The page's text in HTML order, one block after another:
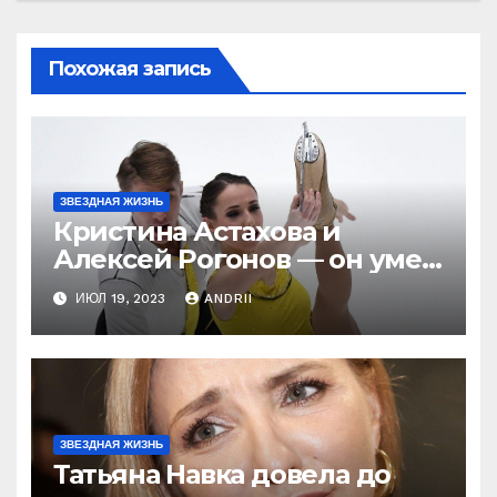
Похожая запись
ЗВЕЗДНАЯ ЖИЗНЬ
Кристина Астахова и
Алексей Рогонов — он умер
ради неё, а зря! Как
непредсказуема жизнь!
ИЮЛ 19, 2023 ANDRII
ЗВЕЗДНАЯ ЖИЗНЬ
Татьяна Навка довела до